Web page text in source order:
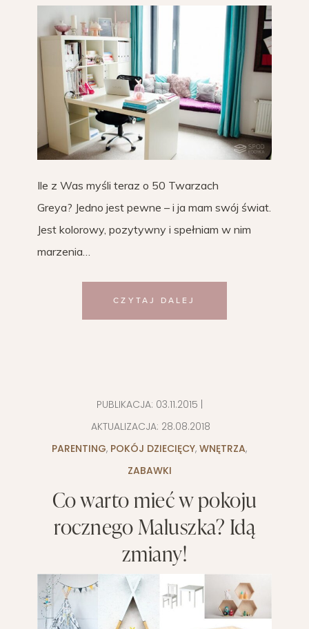
Ile z Was myśli teraz o 50 Twarzach
Greya? Jedno jest pewne – i ja mam swój świat.
Jest kolorowy, pozytywny i spełniam w nim
marzenia…
CZYTAJ DALEJ
PUBLIKACJA: 03.11.2015
AKTUALIZACJA: 28.08.2018
PARENTING, POKÓJ DZIECIĘCY, WNĘTRZA,
ZABAWKI
Co warto mieć w pokoju
rocznego Maluszka? Idą
zmiany!